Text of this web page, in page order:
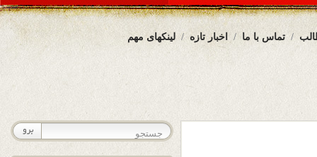
لینکهای مهم اخبار تازه تماس با ما